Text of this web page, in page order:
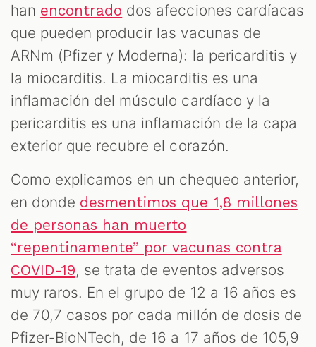
han encontrado dos afecciones cardíacas
que pueden producir las vacunas de
ARNm (Pfizer y Moderna): la pericarditis y
la miocarditis. La miocarditis es una
inflamación del músculo cardíaco y la
pericarditis es una inflamación de la capa
exterior que recubre el corazón.
Como explicamos en un chequeo anterior,
en donde desmentimos que 1,8 millones
de personas han muerto
“repentinamente” por vacunas contra
COVID-19, se trata de eventos adversos
muy raros. En el grupo de 12 a 16 años es
de 70,7 casos por cada millón de dosis de
Pfizer-BioNTech, de 16 a 17 años de 105,9